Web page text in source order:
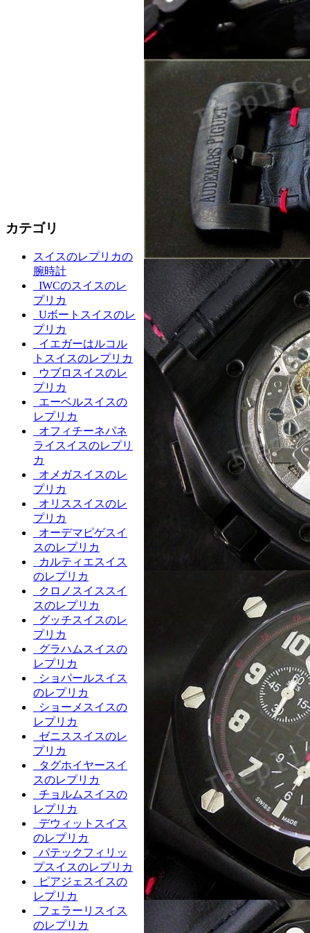
カテゴリ
スイスのレプリカの
腕時計
IWCのスイスのレ
プリカ
Uボートスイスのレ
プリカ
イエガーはルコル
トスイスのレプリカ
ウブロスイスのレ
プリカ
エーベルスイスの
レプリカ
オフィチーネパネ
ライスイスのレプリ
カ
オメガスイスのレ
プリカ
オリススイスのレ
プリカ
オーデマピゲスイ
スのレプリカ
カルティエスイス
のレプリカ
クロノスイススイ
スのレプリカ
グッチスイスのレ
プリカ
グラハムスイスの
レプリカ
ショパールスイス
のレプリカ
ショーメスイスの
レプリカ
ゼニススイスのレ
プリカ
タグホイヤースイ
スのレプリカ
チョルムスイスの
レプリカ
デウィットスイス
のレプリカ
パテックフィリッ
プスイスのレプリカ
ピアジェスイスの
レプリカ
フェラーリスイス
のレプリカ